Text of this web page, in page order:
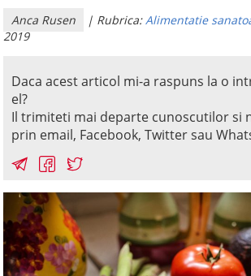
Anca Rusen | Rubrica:Alimentatie
2019
Daca acest articol mi-a raspuns la o
el?
Il trimiteti mai departe cunoscutilor si
prin email, Facebook, Twitter sau